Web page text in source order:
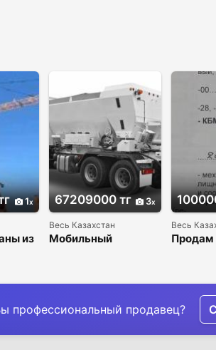
1
из
67209000 тг 3
Весь Казахстан
Мобильный
Весь
профессиональный продавец?